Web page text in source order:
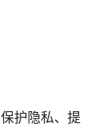
护隐私、提